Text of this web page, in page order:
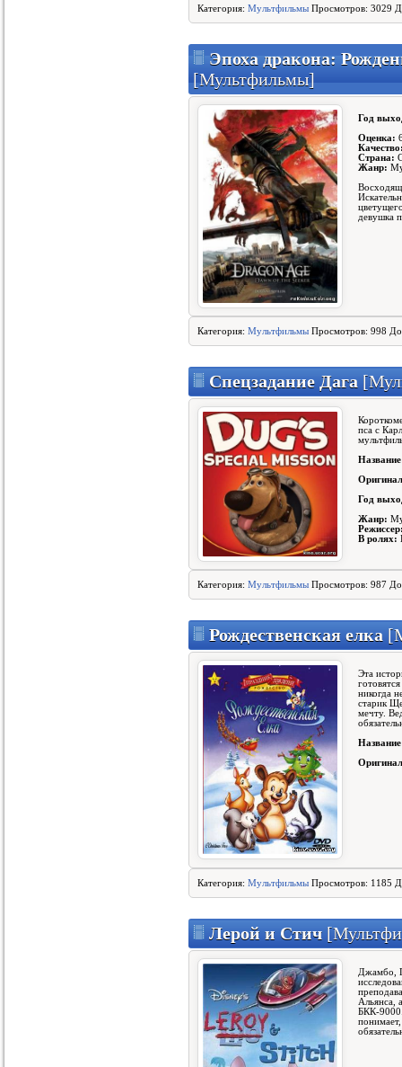
Категория: Мультфильмы Просмотров: 3029
Эпоха дракона:
[Мультфильмы]
Год
Оценка:
Страна:
Жанр:
девушка
Категория: Мультфильмы Просмотров: 998
Спецзадание Дага
пса с
Год
Жанр:
В ролях:
Категория: Мультфильмы Просмотров: 987
Рождественская елка
Эта
никогда
старик
мечту.
Категория: Мультфильмы Просмотров: 1185
Лерой и Стич
Джамбо,
Альянса,
БКК-